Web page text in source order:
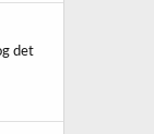
det